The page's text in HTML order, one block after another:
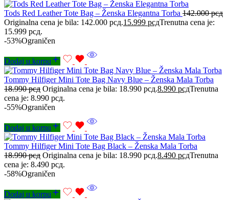
Tods Red Leather Tote Bag – Ženska Elegantna Torba 142.000рсд
Originalna cena je bila: 142.000 рсд.15.999 рсдTrenutna cena je:
15.999 рсд.
-53%Ograničen
Dodaj u korpu
Tommy Hilfiger Mini Tote Bag Navy Blue – Ženska Mala Torba
18.990рсд Originalna cena je bila: 18.990 рсд.8.990 рсдTrenutna
cena je: 8.990 рсд.
-55%Ograničen
Dodaj u korpu
Tommy Hilfiger Mini Tote Bag Black – Ženska Mala Torba
18.990рсд Originalna cena je bila: 18.990 рсд.8.490 рсдTrenutna
cena je: 8.490 рсд.
-58%Ograničen
Dodaj u korpu